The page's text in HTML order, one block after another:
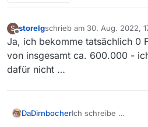
S
Offline
storelgschrieb am 30. Aug. 2022,
zuletzt editiert von
Ja, ich bekomme tatsächlich 0
von insgesamt ca. 600.000 -
dafür nicht …
DaDirnbocherIch schreibe …